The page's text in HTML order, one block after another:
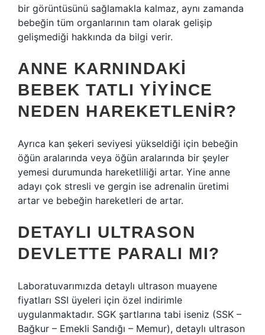
bir görüntüsünü sağlamakla kalmaz, aynı zamanda
bebeğin tüm organlarının tam olarak gelişip
gelişmediği hakkında da bilgi verir.
ANNE KARNINDAKI
BEBEK TATLI YIYINCE
NEDEN HAREKETLENIR?
Ayrıca kan şekeri seviyesi yükseldiği için bebeğin
öğün aralarında veya öğün aralarında bir şeyler
yemesi durumunda hareketliliği artar. Yine anne
adayı çok stresli ve gergin ise adrenalin üretimi
artar ve bebeğin hareketleri de artar.
DETAYLI ULTRASON
DEVLETTE PARALI MI?
Laboratuvarımızda detaylı ultrason muayene
fiyatları SSI üyeleri için özel indirimle
uygulanmaktadır. SGK şartlarına tabi iseniz (SSK –
Bağkur – Emekli Sandığı – Memur), detaylı ultrason